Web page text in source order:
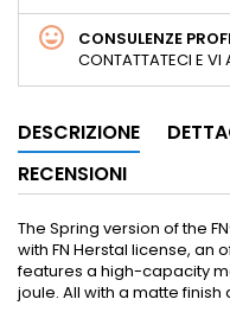
CONSULENZE
CONTATTATECI E VI
DESCRIZIONE
RECENSIONI
The Spring version of the
with FN Herstal license, an
features a high-capacity
joule. All with a matte finish